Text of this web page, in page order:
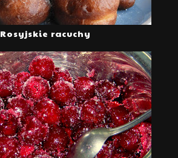
Rosyjskie racuchy